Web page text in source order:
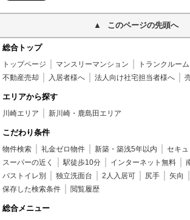
このページの先頭へ
総合トップ
トップページ マンスリーマンション トランクルーム
不動産売却
入居者様へ 法人向け社宅担当者様へ
エリアから探す
川崎エリア 新川崎・鹿島田エリア
こだわり条件
物件検索 礼金ゼロ物件 新築・築浅5年以内
セキ
スーパーの近く
駅徒歩10分 インターネット無料
バストイレ別
独立洗面台 2人入居可 尻手 矢向
保存した検索条件
閲覧履歴
総合メニュー